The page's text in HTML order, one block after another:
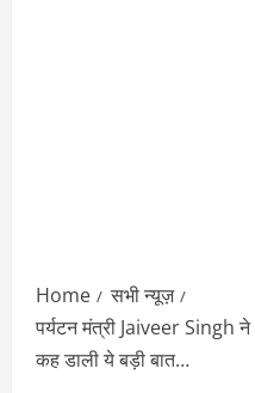
Home
सभी न्यूज़
पर्यटन मंत्री Jaiveer Singh ने
कह डाली ये बड़ी बात…